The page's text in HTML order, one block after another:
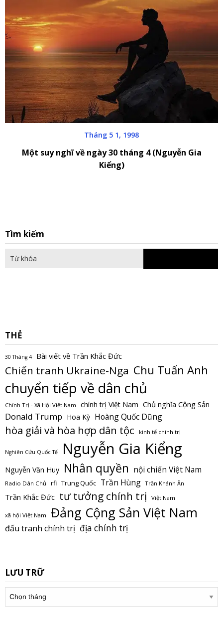
Tháng 5 1, 1998
Một suy nghĩ về ngày 30 tháng 4 (Nguyễn Gia
Kiểng)
Tìm kiếm
THẺ
30 Tháng 4 Bài viết về Trần Khắc Đức
Chiến tranh Ukraine-Nga Chu Tuấn Anh
chuyển tiếp về dân chủ
Chính Trị - Xã Hội Việt Nam chính trị Việt Nam Chủ nghĩa Cộng Sản
Donald Trump Hoa Kỳ Hoàng Quốc Dũng
hòa giải và hòa hợp dân tộc kinh tế chính trị
Nghiên Cứu Quốc Tế Nguyễn Gia Kiểng
Nguyễn Văn Huy Nhân quyền nội chiến Việt Nam
Radio Dân Chủ rfi Trung Quốc Trần Hùng Trần Khánh Ân
Trần Khắc Đức tư tưởng chính trị Việt Nam
xã hội Việt Nam Đảng Cộng Sản Việt Nam
đấu tranh chính trị địa chính trị
LƯU TRỮ
Lưu